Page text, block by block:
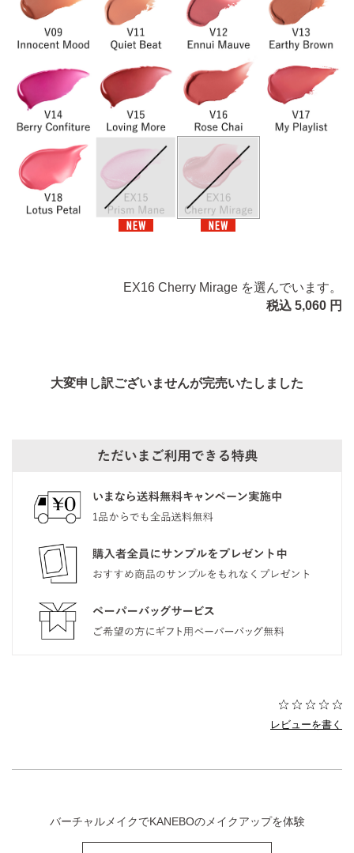
EX16 Cherry Mirage を選んでいます。
税込 5,060 円
大変申し訳ございませんが完売いたしました
レビューを書く
バーチャルメイクでKANEBOのメイクアップを体験